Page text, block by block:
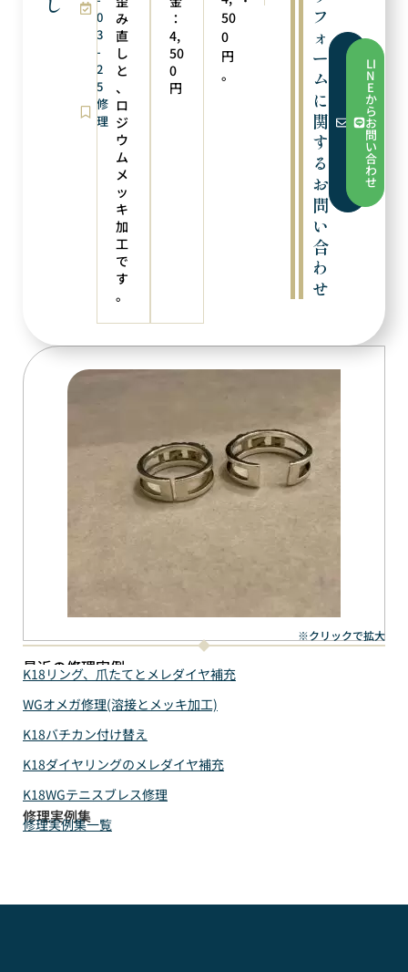
※クリックで拡大
最近の修理実例
K18リング、爪たてとメレダイヤ補充
WGオメガ修理(溶接とメッキ加工)
K18バチカン付け替え
K18ダイヤリングのメレダイヤ補充
K18WGテニスブレス修理
修理実例集
修理実例集一覧
0
3
-
2
5
修
理
み
直
し
と
、
ロ
ジ
ウ
ム
メ
ッ
キ
加
工
で
す
。
：
4,
50
0
円
50
0
円
。
フ
ォ
ー
ム
に
関
す
る
お
問
い
合
わ
せ
ら
お
LI
N
E
か
ら
お
問
い
合
わ
せ